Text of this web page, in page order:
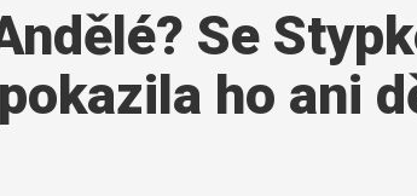
Se
ho ani